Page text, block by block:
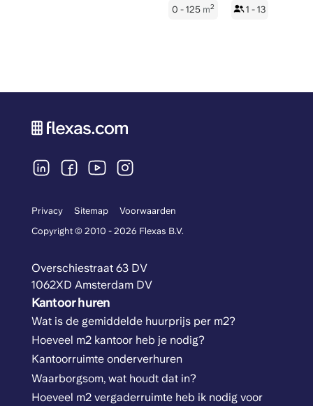
0 - 125 m2 1 - 13
Privacy Sitemap
Voorwaarden
Copyright © 2010 - 2026 Flexas B.V.
Overschiestraat 63 DV
1062XD Amsterdam DV
Kantoor huren
Wat is de gemiddelde huurprijs per m2?
Hoeveel m2 kantoor heb je nodig?
Kantoorruimte onderverhuren
Waarborgsom, wat houdt dat in?
Hoeveel m2 vergaderruimte heb ik nodig voor